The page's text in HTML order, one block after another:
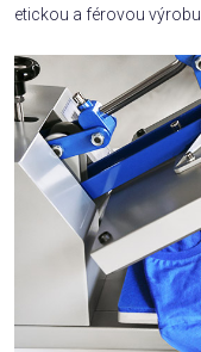
etickou a férovou výrobu.